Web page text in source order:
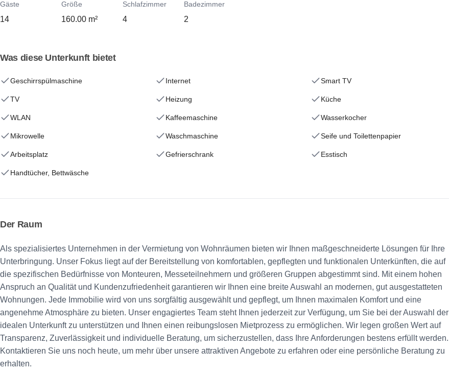
Gäste
14
Größe
160.00 m²
Schlafzimmer
4
Badezimmer
2
Was diese Unterkunft bietet
Geschirrspülmaschine Internet Smart TV
TV Heizung Küche
WLAN Kaffeemaschine Wasserkocher
Mikrowelle Waschmaschine Seife und Toilettenpapier
Arbeitsplatz Gefrierschrank Esstisch
Handtücher, Bettwäsche
Der Raum
Als spezialisiertes Unternehmen in der Vermietung von Wohnräumen bieten wir Ihnen maßgeschneiderte Lösungen für Ihre
Unterbringung. Unser Fokus liegt auf der Bereitstellung von komfortablen, gepflegten und funktionalen Unterkünften, die auf
die spezifischen Bedürfnisse von Monteuren, Messeteilnehmern und größeren Gruppen abgestimmt sind. Mit einem hohen
Anspruch an Qualität und Kundenzufriedenheit garantieren wir Ihnen eine breite Auswahl an modernen, gut ausgestatteten
Wohnungen. Jede Immobilie wird von uns sorgfältig ausgewählt und gepflegt, um Ihnen maximalen Komfort und eine
angenehme Atmosphäre zu bieten. Unser engagiertes Team steht Ihnen jederzeit zur Verfügung, um Sie bei der Auswahl der
idealen Unterkunft zu unterstützen und Ihnen einen reibungslosen Mietprozess zu ermöglichen. Wir legen großen Wert auf
Transparenz, Zuverlässigkeit und individuelle Beratung, um sicherzustellen, dass Ihre Anforderungen bestens erfüllt werden.
Kontaktieren Sie uns noch heute, um mehr über unsere attraktiven Angebote zu erfahren oder eine persönliche Beratung zu
erhalten.